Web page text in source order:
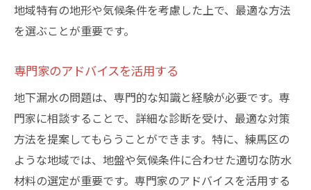
地域特有の地形や気候条件を考慮した上で、最適な方法
を選ぶことが重要です。
専門家のアドバイスを活用する
地下漏水の問題は、専門的な知識と経験が必要です。専
門家に相談することで、詳細な診断を受け、最適な対策
方法を提案してもらうことができます。特に、練馬区の
ような地域では、地盤や気候条件に合わせた適切な防水
材料の選定が重要です。専門家のアドバイスを活用する